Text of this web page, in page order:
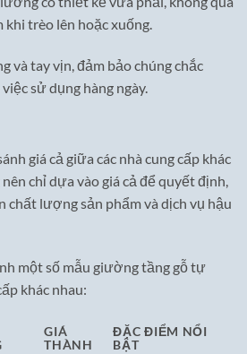
khi trèo lên hoặc xuống.
và tay vịn, đảm bảo chúng chắc
sử dụng hàng ngày.
giá cả giữa các nhà cung cấp khác
chỉ dựa vào giá cả để quyết định,
chất lượng sản phẩm và dịch vụ hậu
một số mẫu giường tầng gỗ tự
khác nhau:
GIÁ
THÀNH
ĐẶC ĐIỂM NỔI
BẬT